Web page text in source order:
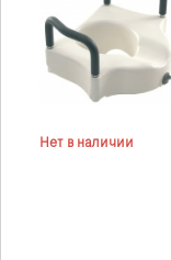
Нет в наличии